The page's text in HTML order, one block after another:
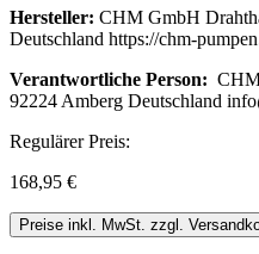
Hersteller: CHM GmbH
Deutschland https://chm-
Verantwortliche Person:
92224 Amberg Deutschland
Regulärer Preis:
168,95 €
Preise inkl. MwSt. zzgl.